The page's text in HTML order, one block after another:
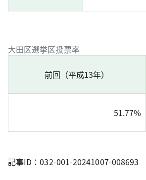
大田区選挙区投票率
前回（平成13年）
51.77%
記事ID：032-001-20241007-008693